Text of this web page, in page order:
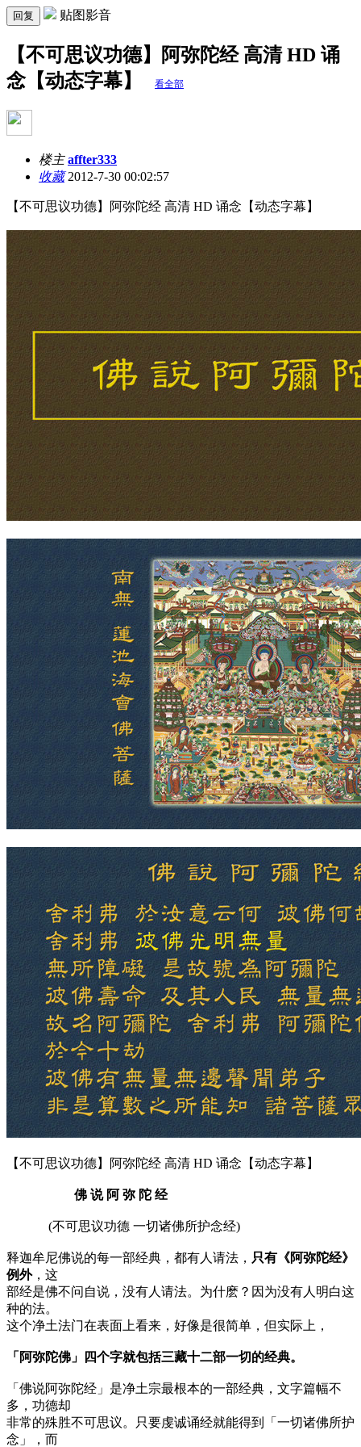
回复 贴图影音
【不可思议功德】阿弥陀经 高清 HD 诵
念【动态字幕】
看全部
楼主 affter333
收藏2012-7-30 00:02:57
【不可思议功德】阿弥陀经 高清 HD 诵念【动态字幕】
【不可思议功德】阿弥陀经 高清 HD 诵念【动态字幕】
佛 说 阿 弥 陀 经
(不可思议功德 一切诸佛所护念经)
释迦牟尼佛说的每一部经典，都有人请法， 只有《阿弥陀经》
例外，这
部经是佛不问自说，没有人请法。为什麽？因为没有人明白这
种的法。
这个净土法门在表面上看来，好像是很简单，但实际上，
「阿弥陀佛」四个字就包括三藏十二部一切的经典。
「佛说阿弥陀经」是净土宗最根本的一部经典，文字篇幅不
多，功德却
非常的殊胜不可思议。只要虔诚诵经就能得到「一切诸佛所护
念」，而